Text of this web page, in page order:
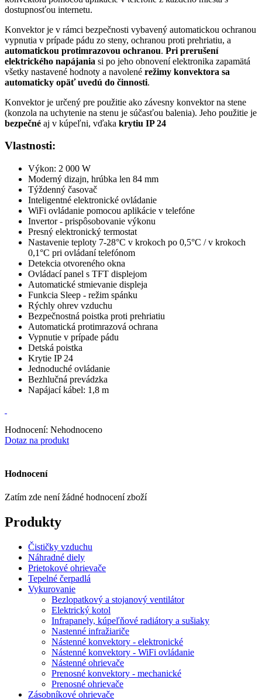
dostupnosťou internetu.
Konvektor je v rámci bezpečnosti vybavený automatickou ochranou
vypnutia v prípade pádu zo steny, ochranou proti prehriatiu, a
automatickou protimrazovou ochranou. Pri prerušení
elektrického napájania si po jeho obnovení elektronika zapamätá
všetky nastavené hodnoty a navolené režimy konvektora sa
automaticky opäť uvedú do činnosti.
Konvektor je určený pre použitie ako závesny konvektor na stene
(konzola na uchytenie na stenu je súčasťou balenia). Jeho použitie je
bezpečné aj v kúpeľni, vďaka krytiu IP 24
Vlastnosti:
Výkon: 2 000 W
Moderný dizajn, hrúbka len 84 mm
Týždenný časovač
Inteligentné elektronické ovládanie
WiFi ovládanie pomocou aplikácie v telefóne
Invertor - prispôsobovanie výkonu
Presný elektronický termostat
Nastavenie teploty 7-28°C v krokoch po 0,5°C / v krokoch
0,1°C pri ovládaní telefónom
Detekcia otvoreného okna
Ovládací panel s TFT displejom
Automatické stmievanie displeja
Funkcia Sleep - režim spánku
Rýchly ohrev vzduchu
Bezpečnostná poistka proti prehriatiu
Automatická protimrazová ochrana
Vypnutie v prípade pádu
Detská poistka
Krytie IP 24
Jednoduché ovládanie
Bezhlučná prevádzka
Napájací kábel: 1,8 m
Hodnocení: Nehodnoceno
Dotaz na produkt
Hodnocení
Zatím zde není žádné hodnocení zboží
Produkty
Čističky vzduchu
Náhradné diely
Prietokové ohrievače
Tepelné čerpadlá
Vykurovanie
Bezlopatkový a stojanový ventilátor
Elektrický kotol
Infrapanely, kúpeľňové radiátory a sušiaky
Nastenné infražiariče
Nástenné konvektory - elektronické
Nástenné konvektory - WiFi ovládanie
Nástenné ohrievače
Prenosné konvektory - mechanické
Prenosné ohrievače
Zásobníkové ohrievače